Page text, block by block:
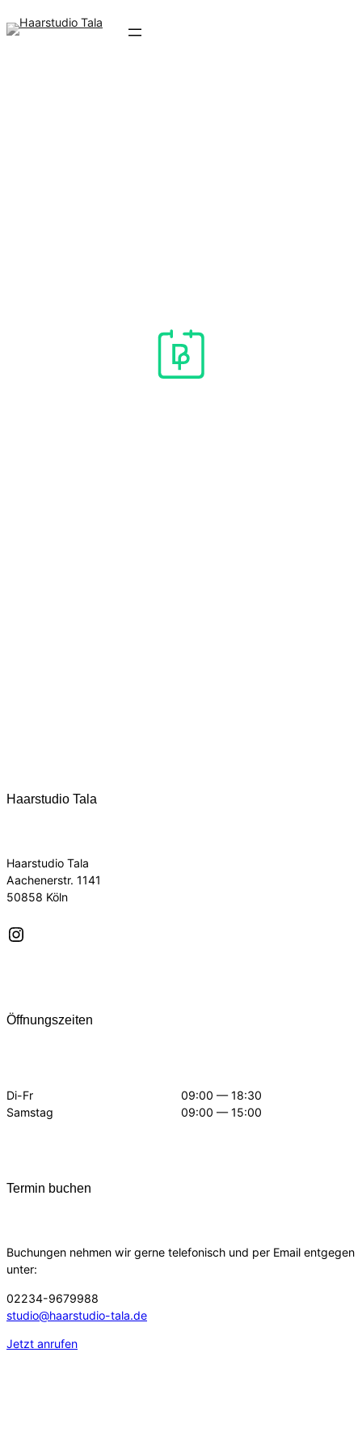
Haarstudio Tala
Haarstudio Tala
Aachenerstr. 1141
50858 Köln
Instagram
Öffnungszeiten
Di-Fr
Samstag
09:00 — 18:30
09:00 — 15:00
Termin buchen
Buchungen nehmen wir gerne telefonisch und per Email entgegen
unter:
02234-9679988
studio@haarstudio-tala.de
Jetzt anrufen